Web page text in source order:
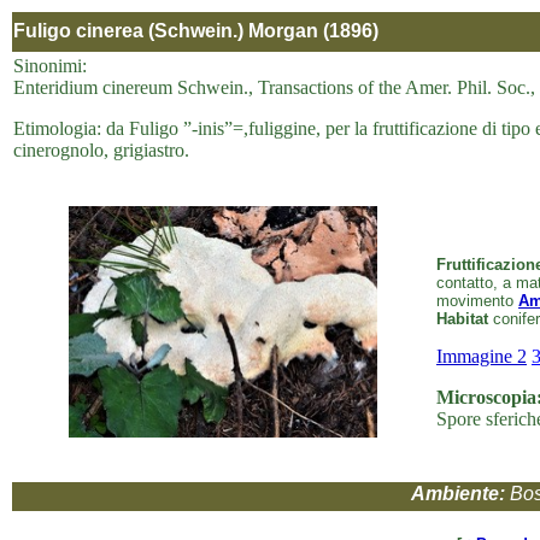
Fuligo cinerea (Schwein.) Morgan (1896)
Sinonimi:
Enteridium cinereum Schwein., Transactions of the Amer. Phil.
Etimologia: da Fuligo ”-inis”=,fuliggine, per la fruttificazione di tipo
cinerognolo, grigiastro.
contatto, a
movimento
Habitat
Immagine 2 3
Spore
Ambiente: